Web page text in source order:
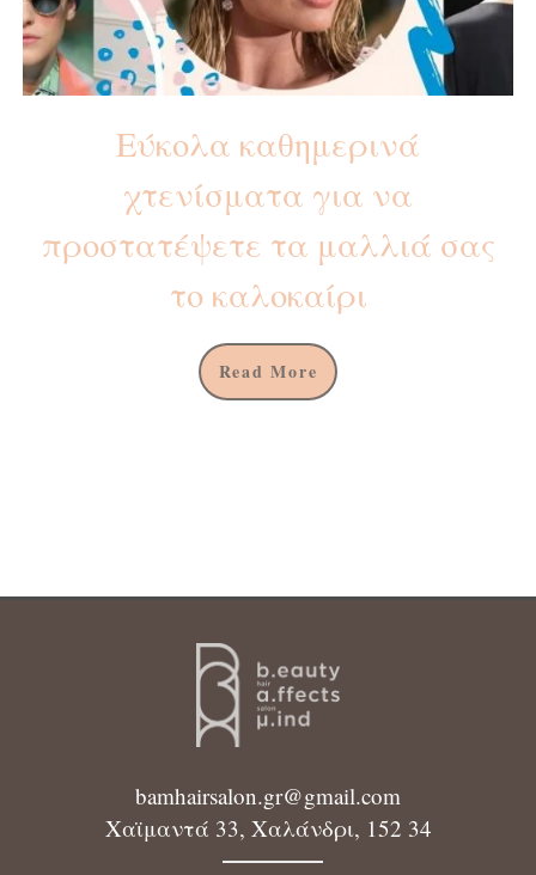
Εύκολα καθημερινά
χτενίσματα για να
προστατέψετε τα μαλλιά σας
το καλοκαίρι
Read More
bamhairsalon.gr@gmail.com
Χαϊμαντά 33, Χαλάνδρι, 152 34